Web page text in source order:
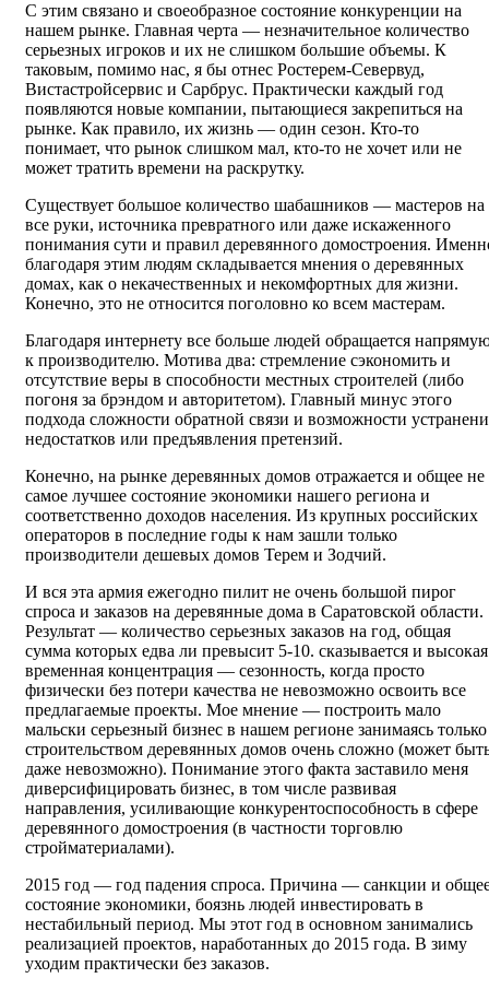
С этим связано и своеобразное состояние конкуренции на
нашем рынке. Главная черта — незначительное количество
серьезных игроков и их не слишком большие объемы. К
таковым, помимо нас, я бы отнес Ростерем-Севервуд,
Вистастройсервис и Сарбрус. Практически каждый год
появляются новые компании, пытающиеся закрепиться на
рынке. Как правило, их жизнь — один сезон. Кто-то
понимает, что рынок слишком мал, кто-то не хочет или не
может тратить времени на раскрутку.
Существует большое количество шабашников — мастеров на
все руки, источника превратного или даже искаженного
понимания сути и правил деревянного домостроения.
благодаря этим людям складывается мнения о деревянных
домах, как о некачественных и некомфортных для жизни.
Конечно, это не относится поголовно ко всем мастерам.
Благодаря интернету все больше людей обращается
к производителю. Мотива два: стремление сэкономить и
отсутствие веры в способности местных строителей (либо
погоня за брэндом и авторитетом). Главный минус этого
подхода сложности обратной связи и возможности
недостатков или предъявления претензий.
Конечно, на рынке деревянных домов отражается и общее не
самое лучшее состояние экономики нашего региона и
соответственно доходов населения. Из крупных российских
операторов в последние годы к нам зашли только
производители дешевых домов Терем и Зодчий.
И вся эта армия ежегодно пилит не очень большой пирог
спроса и заказов на деревянные дома в Саратовской области.
Результат — количество серьезных заказов на год, общая
сумма которых едва ли превысит 5-10. сказывается и высокая
временная концентрация — сезонность, когда просто
физически без потери качества не невозможно освоить все
предлагаемые проекты. Мое мнение — построить мало
мальски серьезный бизнес в нашем регионе занимаясь только
строительством деревянных домов очень сложно (может
даже невозможно). Понимание этого факта заставило меня
диверсифицировать бизнес, в том числе развивая
направления, усиливающие конкурентоспособность в сфере
деревянного домостроения (в частности торговлю
стройматериалами).
2015 год — год падения спроса. Причина — санкции и
состояние экономики, боязнь людей инвестировать в
нестабильный период. Мы этот год в основном занимались
реализацией проектов, наработанных до 2015 года. В зиму
уходим практически без заказов.